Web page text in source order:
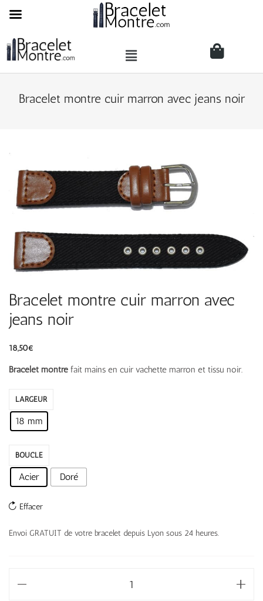
Bracelet montre cuir marron avec jeans noir
Bracelet montre cuir marron avec
jeans noir
18,50€
Bracelet montre fait mains en cuir vachette marron et tissu noir.
LARGEUR
18 mm
BOUCLE
Acier Doré
Effacer
Envoi GRATUIT de votre bracelet depuis Lyon sous 24 heures.